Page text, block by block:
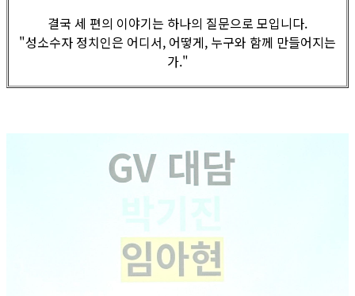
결국 세 편의 이야기는 하나의 질문으로 모입니다.
"성소수자 정치인은 어디서, 어떻게, 누구와 함께 만들어지는
가."